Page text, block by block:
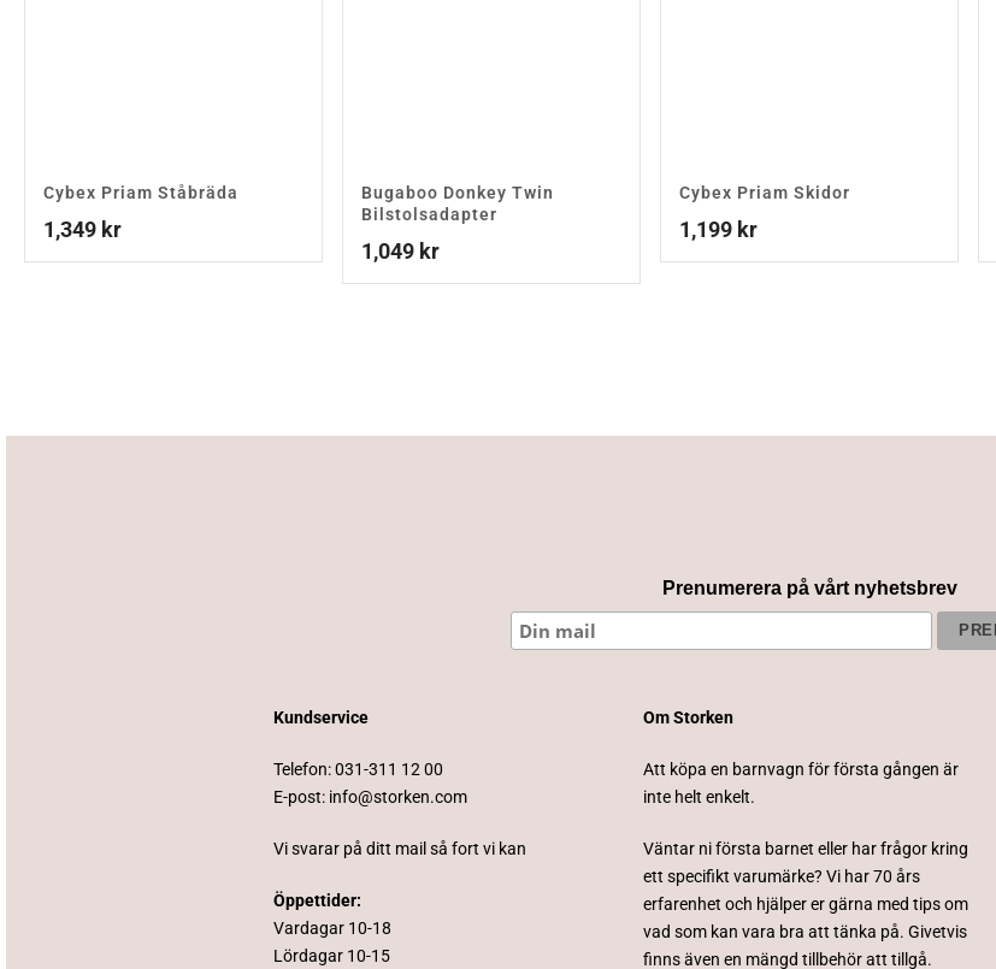
Cybex Priam Ståbräda
1,349 kr
Bugaboo Donkey Twin
Bilstolsadapter
1,049 kr
Cybex Priam Skidor
1,199 kr
Prenumerera på vårt nyhetsbrev
Kundservice
Telefon:031-311 12 00
E-post: info@storken.com
Vi svarar på ditt mail så fort vi kan
Öppettider:
Vardagar 10-18
Lördagar 10-15
Om Storken
Att köpa en barnvagn för första gången är
inte helt enkelt.
Väntar ni första barnet eller har frågor kring
ett specifikt varumärke? Vi har 70 års
erfarenhet och hjälper er gärna med tips om
vad som kan vara bra att tänka på. Givetvis
finns även en mängd tillbehör att tillgå.